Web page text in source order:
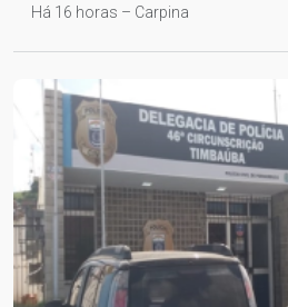
Há 16 horas – Carpina